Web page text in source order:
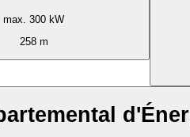
max. 300 kW
258 m